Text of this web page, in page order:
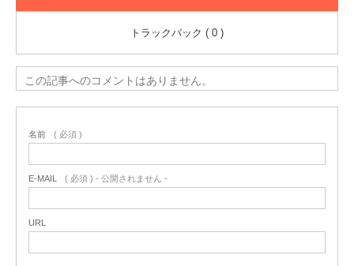
トラックバック ( 0 )
この記事へのコメントはありません。
名前 ( 必須 )
E-MAIL ( 必須 ) - 公開されません -
URL